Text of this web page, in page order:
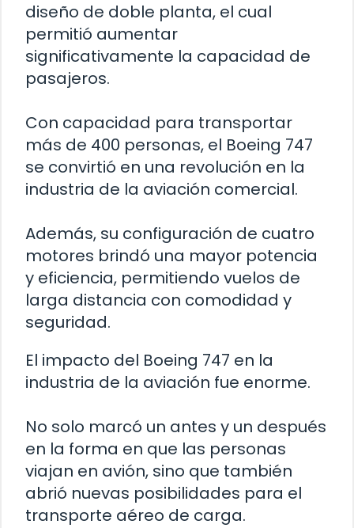
diseño de doble planta, el cual
permitió aumentar
significativamente la capacidad de
pasajeros.
Con capacidad para transportar
más de 400 personas, el Boeing 747
se convirtió en una revolución en la
industria de la aviación comercial.
Además, su configuración de cuatro
motores brindó una mayor potencia
y eficiencia, permitiendo vuelos de
larga distancia con comodidad y
seguridad.
El impacto del Boeing 747 en la
industria de la aviación fue enorme.
No solo marcó un antes y un después
en la forma en que las personas
viajan en avión, sino que también
abrió nuevas posibilidades para el
transporte aéreo de carga.